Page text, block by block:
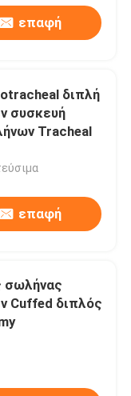
επαφή
διπλή
συσκευή
Tracheal
επαφή
σωλήνας
Cuffed διπλός